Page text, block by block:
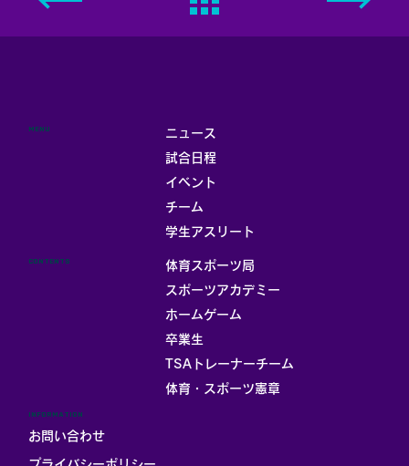
ニュース
試合日程
イベント
チーム
学生アスリート
MENU
体育スポーツ局
スポーツアカデミー
ホームゲーム
卒業生
TSAトレーナーチーム
体育・スポーツ憲章
CONTENTS
INFORMATION
お問い合わせ